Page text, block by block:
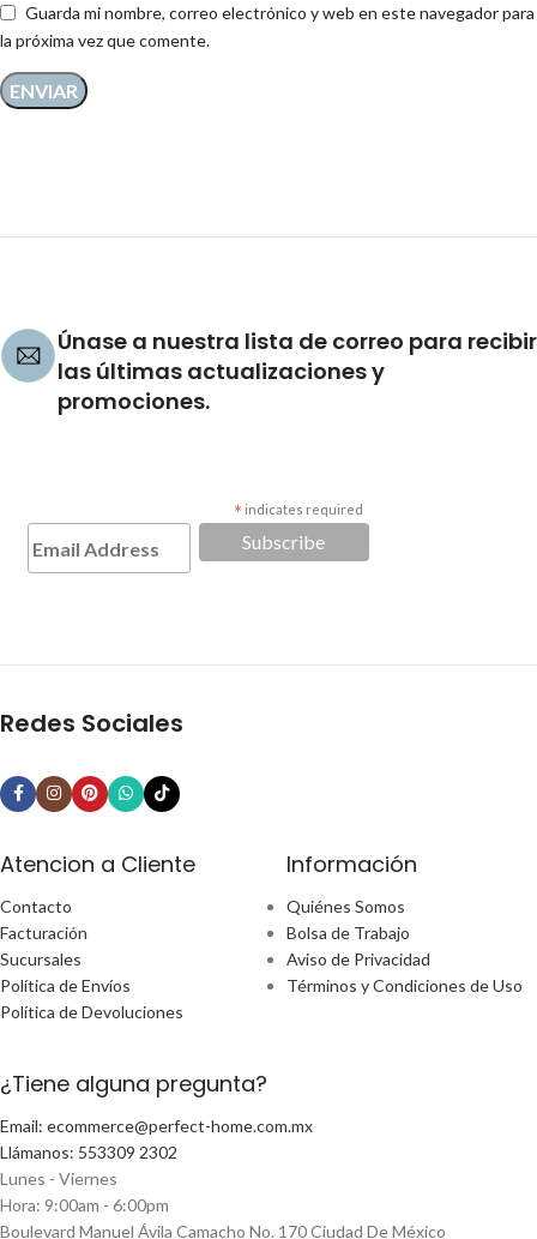
Guarda mi nombre, correo electrónico y web en este navegador para
la próxima vez que comente.
Únase a nuestra lista de correo para recibir
las últimas actualizaciones y
promociones.
* indicates required
Redes Sociales
Atencion a Cliente
Contacto
Facturación
Sucursales
Política de Envíos
Política de Devoluciones
Información
Quiénes Somos
Bolsa de Trabajo
Aviso de Privacidad
Términos y Condiciones de Uso
¿Tiene alguna pregunta?
Email: ecommerce@perfect-home.com.mx
Llámanos: 553309 2302
Lunes - Viernes
Hora: 9:00am - 6:00pm
Boulevard Manuel Ávila Camacho No. 170 Ciudad De México